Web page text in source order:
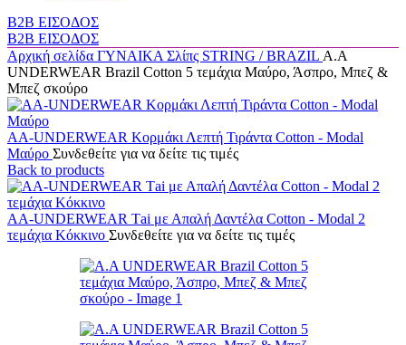
B2B ΕΙΣΟΔΟΣ
B2B ΕΙΣΟΔΟΣ
Αρχική σελίδα ΓΥΝΑΙΚΑ Σλίπς STRING / BRAZIL Α.A
UNDERWEAR Brazil Cotton 5 τεμάχια Μαύρο, Άσπρο, Μπεζ &
Μπεζ σκούρο
AA-UNDERWEAR Κορμάκι Λεπτή Τιράντα Cotton - Modal
Μαύρο Συνδεθείτε για να δείτε τις τιμές
Back to products
AA-UNDERWEAR Τai με Απαλή Δαντέλα Cotton - Modal 2
τεμάχια Κόκκινο Συνδεθείτε για να δείτε τις τιμές